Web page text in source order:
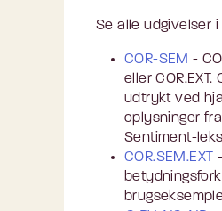
Se alle udgivelser i
COR-SEM -
eller
udtrykt ved
oplysninger
Sentiment-
COR.SEM.EXT